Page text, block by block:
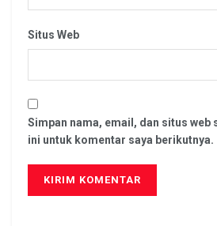
Situs Web
Simpan nama, email, dan situs web
ini untuk komentar saya berikutnya.